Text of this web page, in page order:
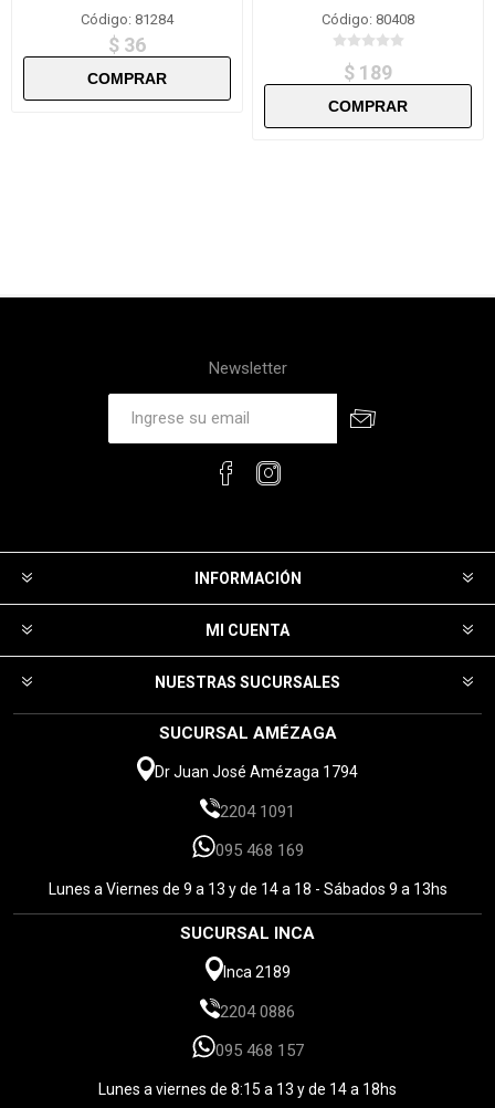
Código: 81284
$ 36
Código: 80408
$ 189
Newsletter
INFORMACIÓN
MI CUENTA
NUESTRAS SUCURSALES
SUCURSAL AMÉZAGA
Dr Juan José Amézaga 1794
2204 1091
095 468 169
Lunes a Viernes de 9 a 13 y de 14 a 18 - Sábados 9 a 13hs
SUCURSAL INCA
Inca 2189
2204 0886
095 468 157
Lunes a viernes de 8:15 a 13 y de 14 a 18hs